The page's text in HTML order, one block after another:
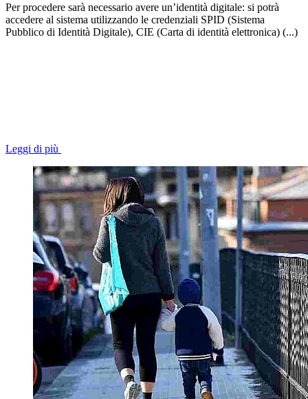
Per procedere sarà necessario avere un’identità digitale: si potrà
accedere al sistema utilizzando le credenziali SPID (Sistema
Pubblico di Identità Digitale), CIE (Carta di identità elettronica) (...)
Leggi di più